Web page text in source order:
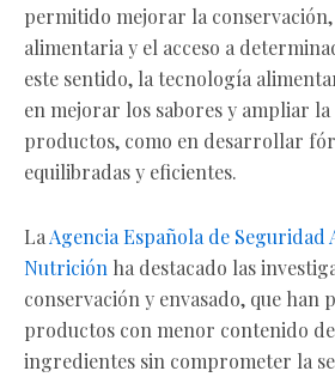
permitido mejorar la
alimentaria y el acceso a
este sentido, la tecnología
en mejorar los sabores y ampliar
productos, como en desarrollar
equilibradas y eficientes.
La Agencia Española de Seguridad
Nutrición ha destacado las
conservación y envasado, que han
productos con menor contenido
ingredientes sin comprometer la